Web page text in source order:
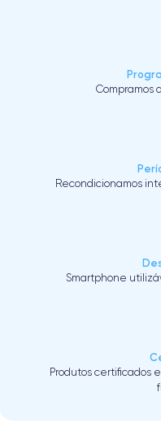
Compramos
Recondicionamos
Smartphone
Produtos certificados